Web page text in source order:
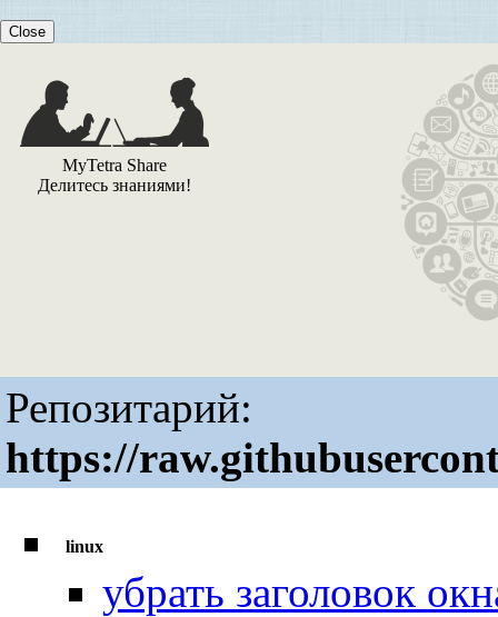
Close
MyTetra Share
Делитесь знаниями!
Репозитарий:
https://
linux
убрать заголовок